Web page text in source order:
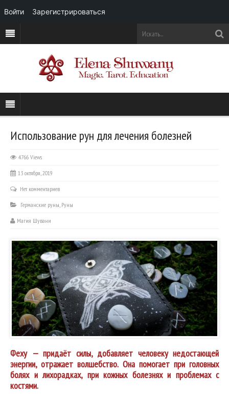
Использование рун для лечения болезней
4766 Views
13 октября, 2019
Нет комментариев
Германские руны, Руны
Магия Шувани
Феху— придаёт силы, добавляет человеку недостающей
энергии, отражает волшебство. Она помогает при головных
болях и лихорадках, при кожных болезнях и проблемах с
костями.
Войти Зарегистрироваться